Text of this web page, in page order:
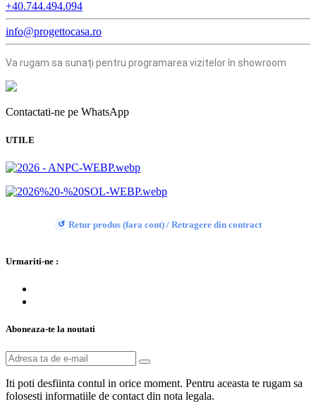
+40.744.494.094
info@progettocasa.ro
Va rugam sa sunați pentru programarea vizitelor în showroom
Contactati-ne pe WhatsApp
UTILE
↺ Retur produs (fara cont) / Retragere din contract
Urmariti-ne :
Aboneaza-te la noutati
Iti poti desfiinta contul in orice moment. Pentru aceasta te rugam sa
folosesti informatiile de contact din nota legala.